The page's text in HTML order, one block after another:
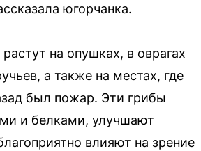
югорчанка.
на опушках, в оврагах
а также на местах, где
был пожар. Эти грибы
и белками, улучшают
влияют на зрение